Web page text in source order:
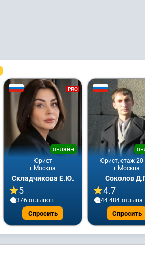
PRO
Юрист
онлайн
г.Москва
Складчикова Е.Ю.
5
376 отзывов
Спросить
Юрист, стаж 20
г.Москва
Соколов
4.7
44 484 отзывa
Спросить